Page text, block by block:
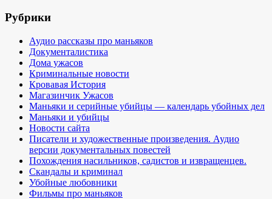
Рубрики
Аудио рассказы про маньяков
Документалистика
Дома ужасов
Криминальные новости
Кровавая История
Магазинчик Ужасов
Маньяки и серийные убийцы — календарь убойных дел
Маньяки и убийцы
Новости сайта
Писатели и художественные произведения. Аудио
версии документальных повестей
Похождения насильников, садистов и извращенцев.
Скандалы и криминал
Убойные любовники
Фильмы про маньяков